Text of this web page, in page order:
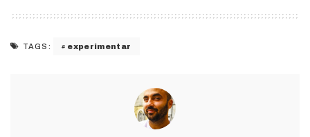
TAGS: experimentar